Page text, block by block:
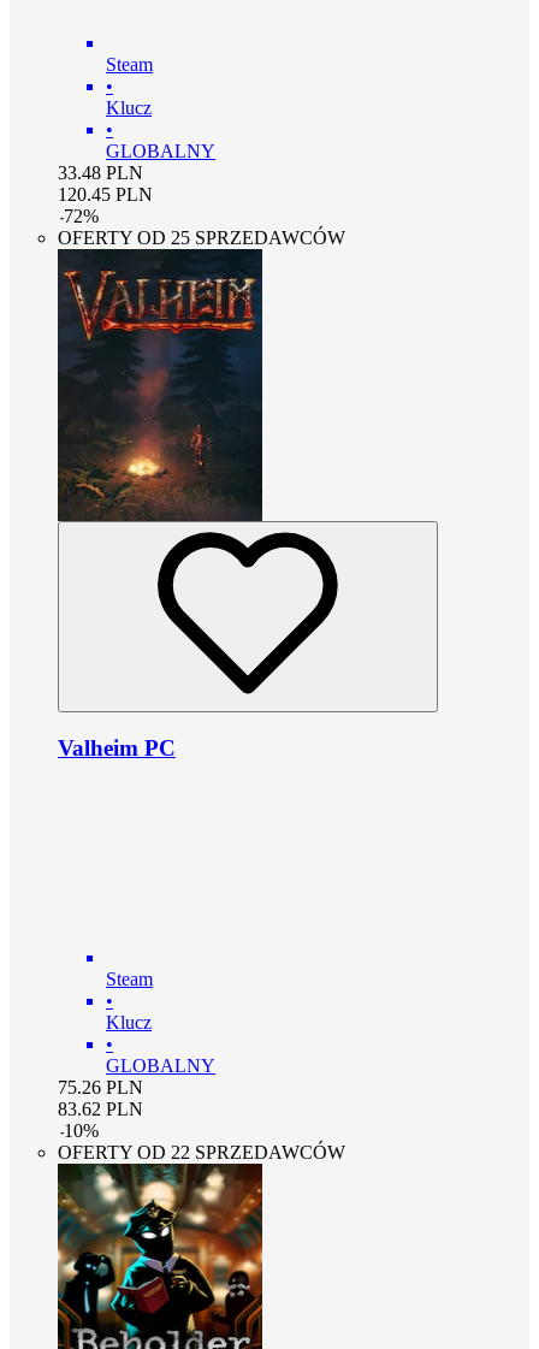
Steam
•
Klucz
•
GLOBALNY
33.48 PLN
120.45 PLN
-72%
OFERTY OD 25 SPRZEDAWCÓW
Valheim PC
Steam
•
Klucz
•
GLOBALNY
75.26 PLN
83.62 PLN
-10%
OFERTY OD 22 SPRZEDAWCÓW